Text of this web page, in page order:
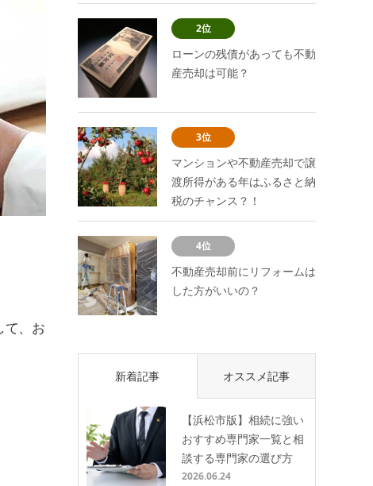
て、お
2位
ローンの残債があっても不動
産売却は可能？
3位
マンションや不動産売却で譲
渡所得がある年はふるさと納
税のチャンス？！
4位
不動産売却前にリフォームは
した方がいいの？
新着記事 オススメ記事
【浜松市版】相続に強い
おすすめ専門家一覧と相
談する専門家の選び方
2026.06.24